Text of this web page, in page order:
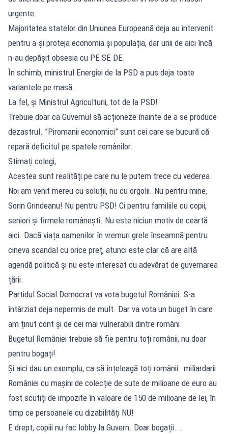
urgente.
Majoritatea statelor din Uniunea Europeană deja au intervenit
pentru a-și proteja economia și populația, dar unii de aici încă
n-au depășit obsesia cu PE SE DE.
În schimb, ministrul Energiei de la PSD a pus deja toate
variantele pe masă.
La fel, și Ministrul Agriculturii, tot de la PSD!
Trebuie doar ca Guvernul să acționeze înainte de a se produce
dezastrul. ”Piromanii economici” sunt cei care se bucură că
repară deficitul pe spatele românilor.
Stimați colegi,
Acestea sunt realități pe care nu le putem trece cu vederea.
Noi am venit mereu cu soluții, nu cu orgolii. Nu pentru mine,
Sorin Grindeanu! Nu pentru PSD! Ci pentru familiile cu copii,
seniori și firmele românești. Nu este niciun motiv de ceartă
aici. Dacă viața oamenilor în vremuri grele înseamnă pentru
cineva scandal cu orice preț, atunci este clar că are altă
agendă politică și nu este interesat cu adevărat de guvernarea
țării.
Partidul Social Democrat va vota bugetul României. S-a
întârziat deja nepermis de mult. Dar va vota un buget în care
am ținut cont și de cei mai vulnerabili dintre români.
Bugetul României trebuie să fie pentru toți românii, nu doar
pentru bogați!
Și aici dau un exemplu, ca să înțeleagă toți românii: miliardarii
României cu mașini de colecție de sute de milioane de euro au
fost scutiți de impozite în valoare de 150 de milioane de lei, în
timp ce persoanele cu dizabilități NU!
E drept, copiii nu fac lobby la Guvern. Doar bogații....